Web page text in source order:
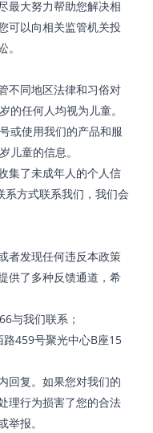
最大努力帮助您解决相
可以向相关监管机关投
不同地区法律和习俗对
的任何人均视为儿童。
或使用我们的产品和服
儿童的信息。
集了未成年人的个人信
系方式联系我们，我们会
者发现任何违反本政策
供了多种反馈通道，希
与我们联系；
路459号聚光中心B座15
回复。如果您对我们的
理行为损害了您的合法
报。